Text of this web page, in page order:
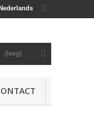
Nederlands
(leeg)